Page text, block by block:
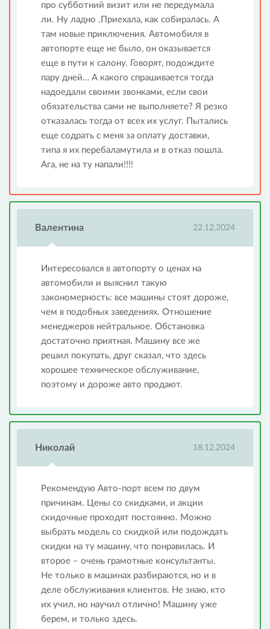
про субботний визит или не передумала
ли. Ну ладно .Приехала, как собиралась. А
там новые приключения. Автомобиля в
автопорте еще не было, он оказывается
еще в пути к салону. Говорят, подождите
пару дней… А какого спрашивается тогда
надоедали своими звонками, если свои
обязательства сами не выполняете? Я резко
отказалась тогда от всех их услуг. Пытались
еще содрать с меня за оплату доставки,
типа я их перебаламутила и в отказ пошла.
Ага, не на ту напали!!!!
Валентина 22.12.2024
Интересовался в автопорту о ценах на
автомобили и выяснил такую
закономерность: все машины стоят дороже,
чем в подобных заведениях. Отношение
менеджеров нейтральное. Обстановка
достаточно приятная. Машину все же
решил покупать, друг сказал, что здесь
хорошее техническое обслуживание,
поэтому и дороже авто продают.
Николай 18.12.2024
Рекомендую Авто-порт всем по двум
причинам. Цены со скидками, и акции
скидочные проходят постоянно. Можно
выбрать модель со скидкой или подождать
скидки на ту машину, что понравилась. И
второе – очень грамотные консультанты.
Не только в машинах разбираются, но и в
деле обслуживания клиентов. Не знаю, кто
их учил, но научил отлично! Машину уже
берем, и только здесь.